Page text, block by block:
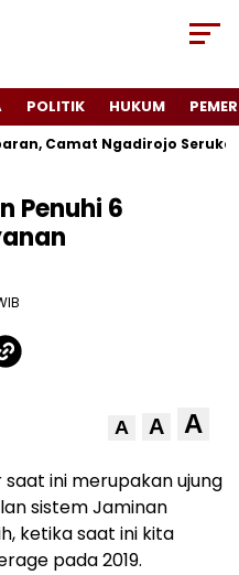
POLITIK HUKUM
Camat Ngadirojo
Penuhi 6
A A A
ini merupakan ujung
sistem Jaminan
ketika saat ini kita
pada 2019.